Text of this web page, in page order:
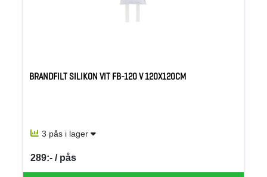
BRANDFILT SILIKON VIT FB-120 V 120X120CM
3 pås i lager
289:- / pås
SEK per PÅS